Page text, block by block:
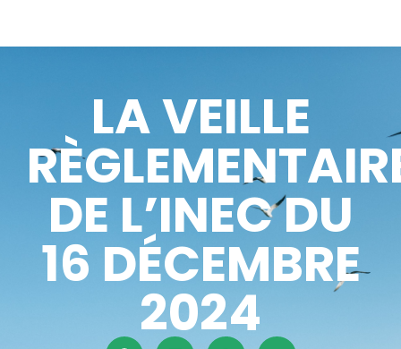
LA VEILLE
DE L’INEC DU
16 DÉCEMBRE
2024